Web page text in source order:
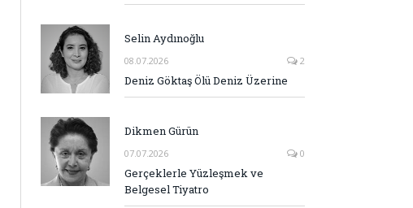
Selin Aydınoğlu
08.07.2026 2
Deniz Göktaş Ölü Deniz Üzerine
Dikmen Gürün
07.07.2026 0
Gerçeklerle Yüzleşmek ve
Belgesel Tiyatro